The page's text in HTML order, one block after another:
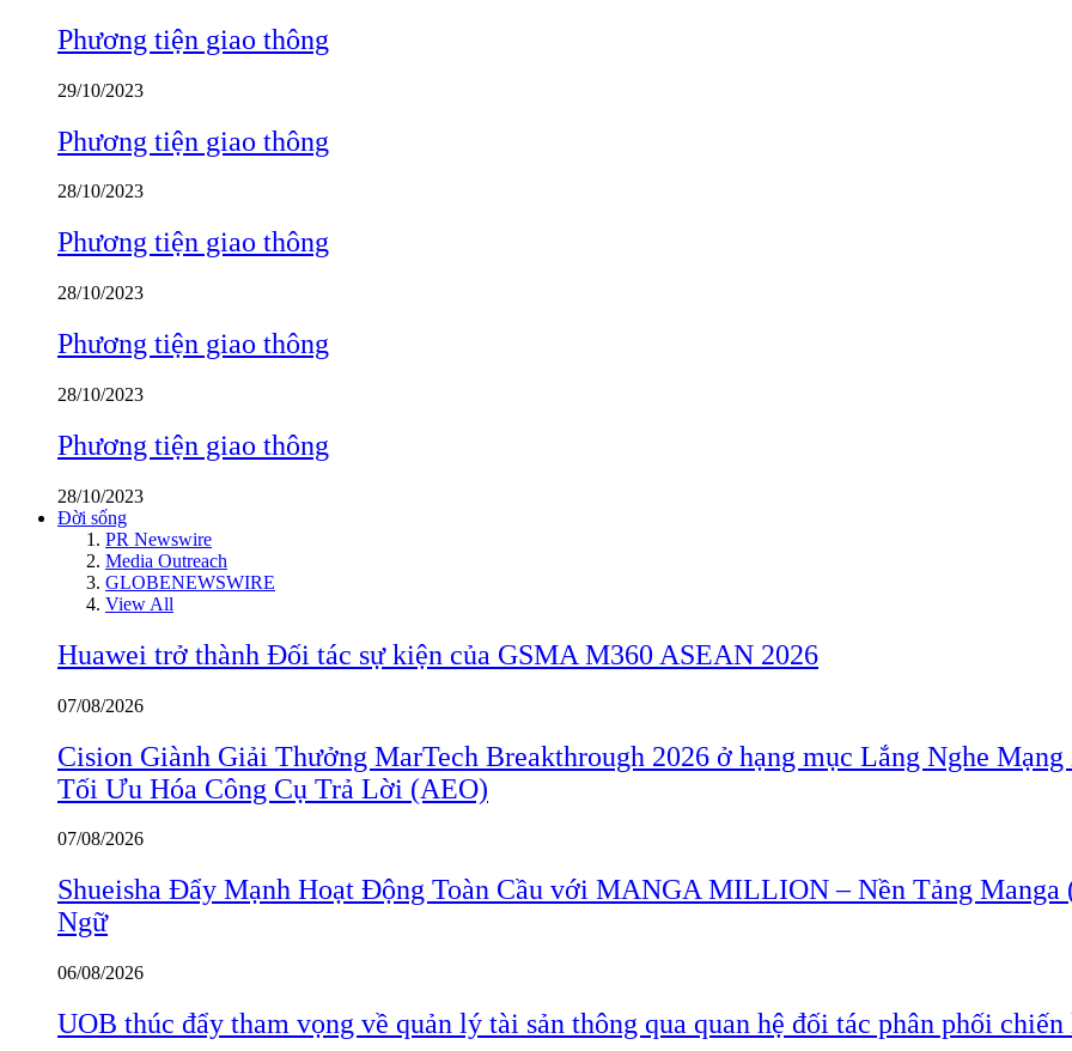
Phương tiện giao thông
29/10/2023
Phương tiện giao thông
28/10/2023
Phương tiện giao thông
28/10/2023
Phương tiện giao thông
28/10/2023
Phương tiện giao thông
28/10/2023
Đời sống
PR Newswire
Media Outreach
GLOBENEWSWIRE
View All
Huawei trở thành Đối tác sự kiện của GSMA M360 ASEAN 2026
07/08/2026
Cision Giành Giải Thưởng MarTech Breakthrough 2026 ở hạng mục Lắng Nghe
Tối Ưu Hóa Công Cụ Trả Lời (AEO)
07/08/2026
Shueisha Đẩy Mạnh Hoạt Động Toàn Cầu với MANGA MILLION – Nền Tảng Manga
Ngữ
06/08/2026
UOB thúc đẩy tham vọng về quản lý tài sản thông qua quan hệ đối tác phân phối